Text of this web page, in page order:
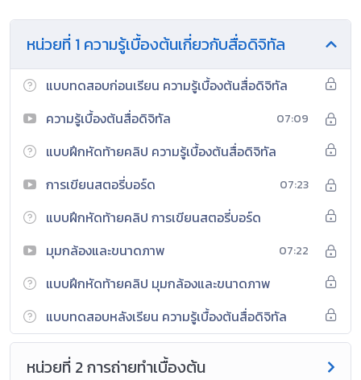
หน่วยที่ 1 ความรู้เบื้องต้นเกี่ยวกับสื่อดิจิทัล
แบบทดสอบก่อนเรียน ความรู้เบื้องต้นสื่อดิจิทัล
ความรู้เบื้องต้นสื่อดิจิทัล
07:09
แบบฝึกหัดท้ายคลิป ความรู้เบื้องต้นสื่อดิจิทัล
การเขียนสตอรี่บอร์ด
07:23
แบบฝึกหัดท้ายคลิป การเขียนสตอรี่บอร์ด
มุมกล้องและขนาดภาพ
07:22
แบบฝึกหัดท้ายคลิป มุมกล้องและขนาดภาพ
แบบทดสอบหลังเรียน ความรู้เบื้องต้นสื่อดิจิทัล
หน่วยที่ 2 การถ่ายทำเบื้องต้น